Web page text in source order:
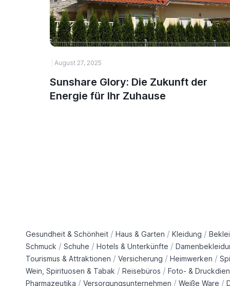
August 27, 2025
Sunshare Glory: Die Zukunft der
Energie für Ihr Zuhause
Gesundheit & Schönheit / Haus & Garten / Kleidung /
Schmuck / Schuhe / Hotels & Unterkünfte /
Tourismus & Attraktionen / Versicherung / Heimwerken /
Wein, Spirituosen & Tabak / Reisebüros / Foto- &
Pharmazeutika / Versorgungsunternehmen / Weiße Ware /